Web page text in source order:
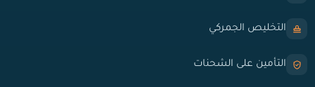
التخليص الجمركي
التأمين على الشحنات